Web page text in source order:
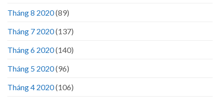
Tháng 8 2020(89)
Tháng 7 2020(137)
Tháng 6 2020(140)
Tháng 5 2020(96)
Tháng 4 2020(106)